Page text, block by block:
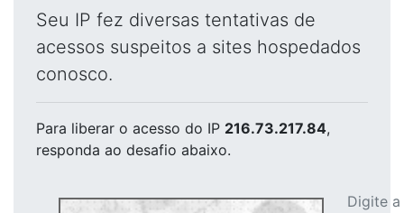
Seu IP fez diversas tentativas de
acessos suspeitos a sites hospedados
conosco.
Para liberar o acesso do IP 216.73.217.84,
responda ao desafio abaixo.
Digite